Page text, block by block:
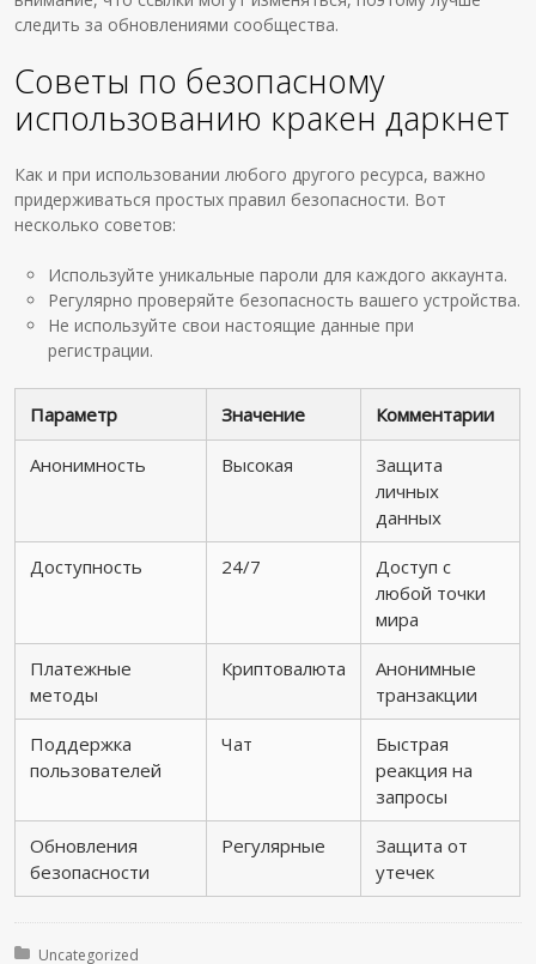
следить за обновлениями сообщества.
Советы по безопасному
использованию кракен даркнет
Как и при использовании любого другого ресурса, важно
придерживаться простых правил безопасности. Вот
несколько советов:
Используйте уникальные пароли для каждого аккаунта.
Регулярно проверяйте безопасность вашего устройства.
Не используйте свои настоящие данные при
регистрации.
Параметр Значение Комментарии
Анонимность Высокая
Защита
личных
данных
Доступность 24/7
Доступ с
любой точки
мира
Платежные
методы
Криптовалюта
Анонимные
транзакции
Поддержка
пользователей
Чат
Быстрая
реакция на
запросы
Обновления
безопасности
Регулярные
Защита от
утечек
Posted in:
Uncategorized